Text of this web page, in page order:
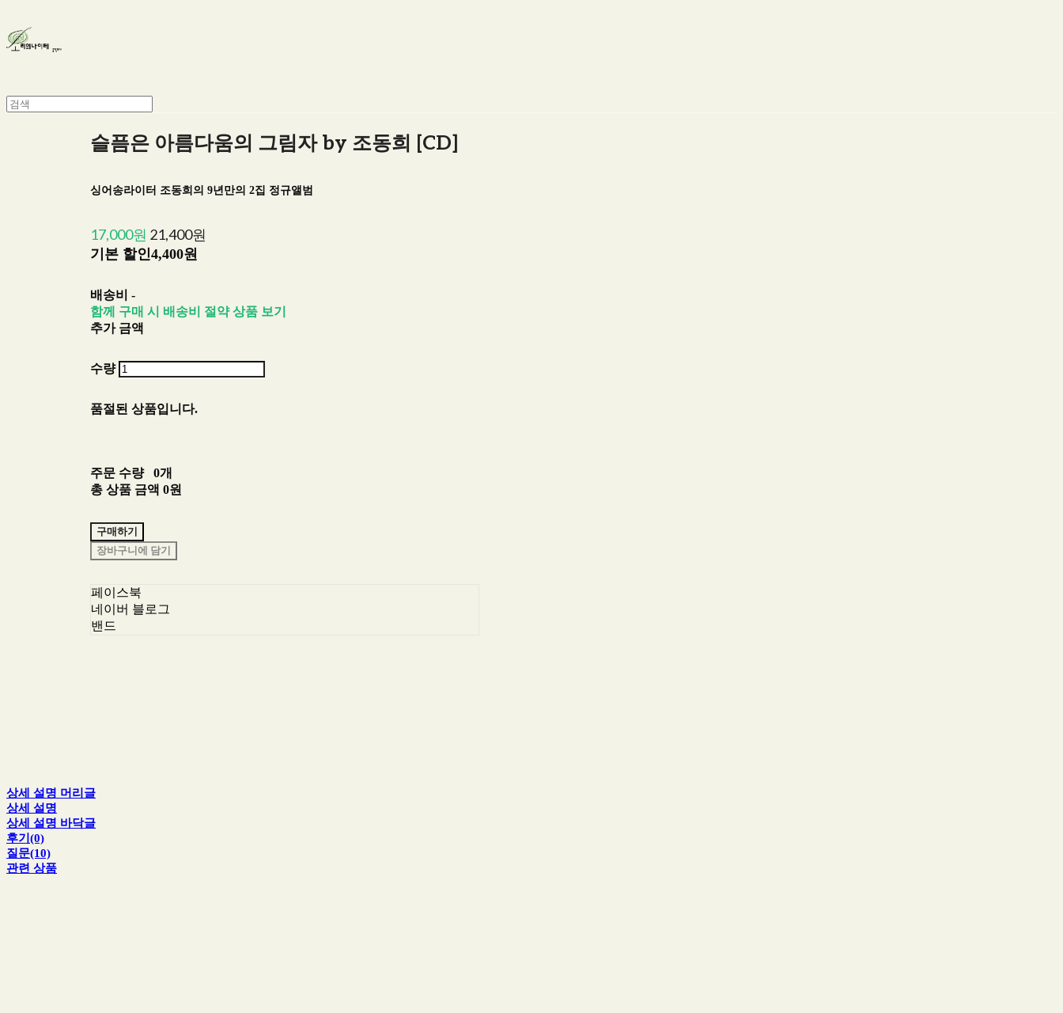
슬픔은 아름다움의 그림자 by 조동희 [CD]
싱어송라이터 조동희의 9년만의 2집 정규앨범
17,000원 21,400원
기본 할인4,400원
배송비-
함께 구매 시 배송비 절약 상품 보기
추가 금액
수량
품절된 상품입니다.
주문 수량
0개
총 상품 금액 0원
구매하기
장바구니에 담기
페이스북
네이버 블로그
밴드
상세 설명 머리글
상세 설명
상세 설명 바닥글
후기(0)
질문(10)
관련 상품